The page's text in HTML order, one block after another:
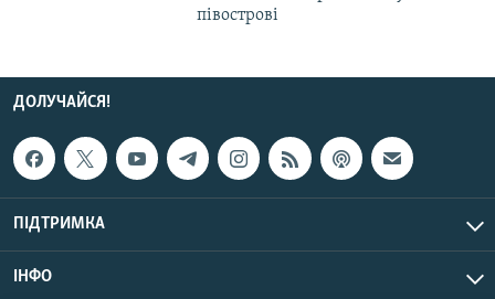
півострові
ДОЛУЧАЙСЯ!
ПІДТРИМКА
ІНФО